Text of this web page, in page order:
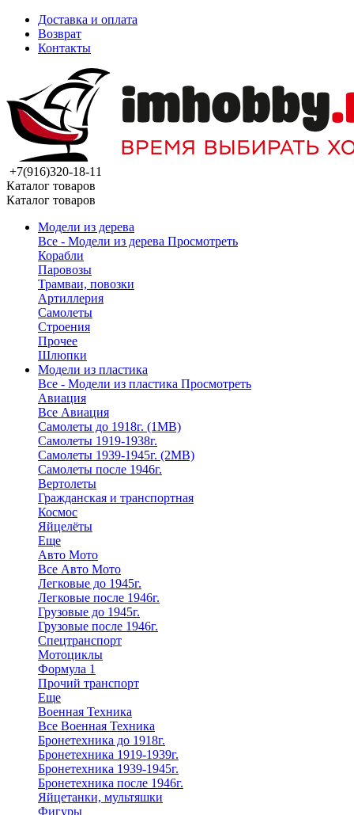
Доставка и оплата
Возврат
Контакты
+7(916)320-18-11
Каталог товаров
Каталог товаров
Модели из дерева
Все - Модели из дерева Просмотреть
Корабли
Паровозы
Трамваи, повозки
Артиллерия
Самолеты
Строения
Прочее
Шлюпки
Модели из пластика
Все - Модели из пластика Просмотреть
Авиация
Все Авиация
Самолеты до 1918г. (1МВ)
Самолеты 1919-1938г.
Самолеты 1939-1945г. (2МВ)
Самолеты после 1946г.
Вертолеты
Гражданская и транспортная
Космос
Яйцелёты
Еще
Авто Мото
Все Авто Мото
Легковые до 1945г.
Легковые после 1946г.
Грузовые до 1945г.
Грузовые после 1946г.
Спецтранспорт
Мотоциклы
Формула 1
Прочий транспорт
Еще
Военная Техника
Все Военная Техника
Бронетехника до 1918г.
Бронетехника 1919-1939г.
Бронетехника 1939-1945г.
Бронетехника после 1946г.
Яйцетанки, мультяшки
Фигуры